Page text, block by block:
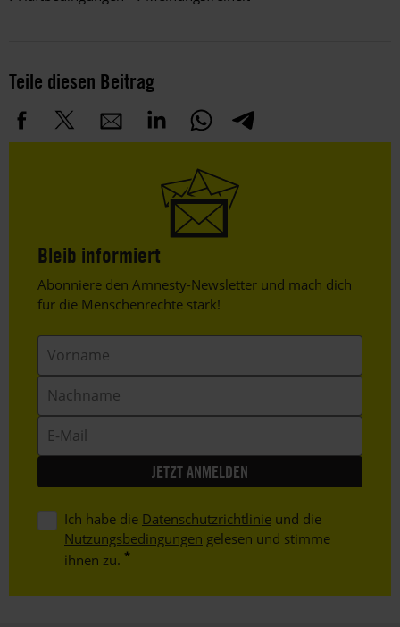
Teile diesen Beitrag
Bleib informiert
Header
Text
Abonniere den Amnesty-Newsletter und mach dich
für die Menschenrechte stark!
Mail
Ich habe die Datenschutzrichtlinie und die
Nutzungsbedingungen gelesen und stimme
ihnen zu.